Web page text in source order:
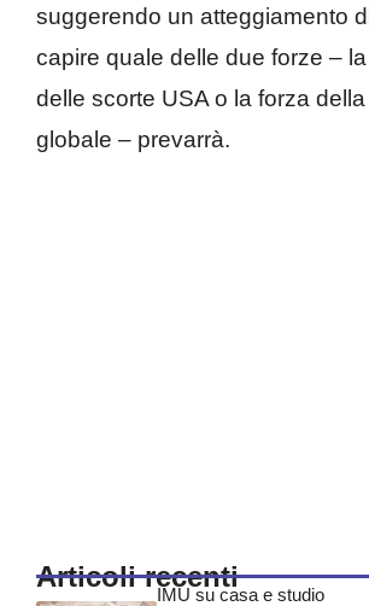
suggerendo un atteggiamento
capire quale delle due forze –
delle scorte USA o la forza
globale – prevarrà.
Articoli recenti
IMU su casa e studio